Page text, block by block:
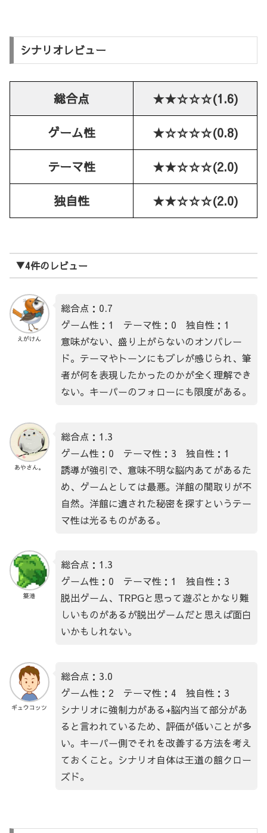
シナリオレビュー
総合点 ★★☆☆☆(1.6)
ゲーム性 ★☆☆☆☆(0.8)
テーマ性 ★★☆☆☆(2.0)
独自性 ★★☆☆☆(2.0)
▼4件のレビュー
えがけん
総合点：0.7
ゲーム性：1 テーマ性：0 独自性：1
意味がない、盛り上がらないのオンパレー
ド。テーマやトーンにもブレが感じられ、筆
者が何を表現したかったのかが全く理解でき
ない。キーパーのフォローにも限度がある。
あやさん。
総合点：1.3
ゲーム性：0 テーマ性：3 独自性：1
誘導が強引で、意味不明な脳内あてがあるた
め、ゲームとしては最悪。洋館の間取りが不
自然。洋館に遺された秘密を探すというテー
マ性は光るものがある。
築港
総合点：1.3
ゲーム性：0 テーマ性：1 独自性：3
脱出ゲーム、TRPGと思って遊ぶとかなり難
しいものがあるが脱出ゲームだと思えば面白
いかもしれない。
ギュウコッツ
総合点：3.0
ゲーム性：2 テーマ性：4 独自性：3
シナリオに強制力がある+脳内当て部分があ
ると言われているため、評価が低いことが多
い。キーパー側でそれを改善する方法を考え
ておくこと。シナリオ自体は王道の館クロー
ズド。